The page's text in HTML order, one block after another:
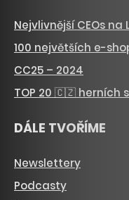
Nejvlivnější CEOs na
100 největších e-
CC25 – 2024
TOP 20 🇨🇿 herních
DÁLE TVOŘÍME
Newslettery
Podcasty